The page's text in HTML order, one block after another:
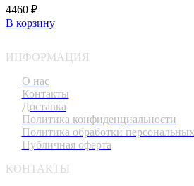
4460 ₽
В корзину
ИНФОРМАЦИЯ
О нас
Контакты
Доставка
Политика конфиденциальности
Политика обработки
Публичная оферта
КОНТАКТЫ